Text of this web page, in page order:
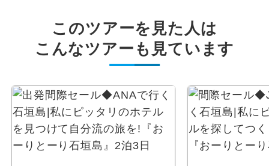
このツアーを見た人は
こんなツアーも見ています